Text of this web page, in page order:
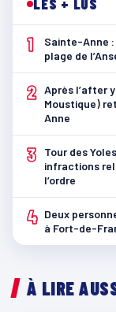
LES + LUS
1
Sainte-Anne :
plage de
2 Après l’after
Moustique)
Anne
3
Tour des
infractions
l’ordre
4 Deux
à Fort-de-
À LIRE